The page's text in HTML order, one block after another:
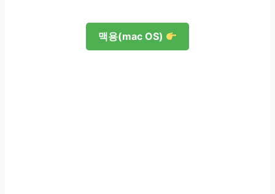
맥용(mac OS)